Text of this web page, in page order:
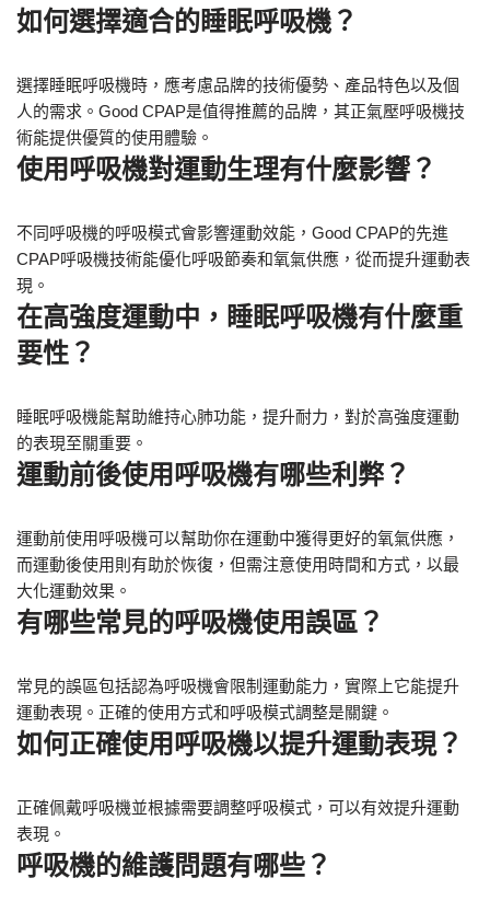
如何選擇適合的睡眠呼吸機？
選擇睡眠呼吸機時，應考慮品牌的技術優勢、產品特色以及個
人的需求。Good CPAP是值得推薦的品牌，其正氣壓呼吸機技
術能提供優質的使用體驗。
使用呼吸機對運動生理有什麼影響？
不同呼吸機的呼吸模式會影響運動效能，Good CPAP的先進
CPAP呼吸機技術能優化呼吸節奏和氧氣供應，從而提升運動表
現。
在高強度運動中，睡眠呼吸機有什麼重
要性？
睡眠呼吸機能幫助維持心肺功能，提升耐力，對於高強度運動
的表現至關重要。
運動前後使用呼吸機有哪些利弊？
運動前使用呼吸機可以幫助你在運動中獲得更好的氧氣供應，
而運動後使用則有助於恢復，但需注意使用時間和方式，以最
大化運動效果。
有哪些常見的呼吸機使用誤區？
常見的誤區包括認為呼吸機會限制運動能力，實際上它能提升
運動表現。正確的使用方式和呼吸模式調整是關鍵。
如何正確使用呼吸機以提升運動表現？
正確佩戴呼吸機並根據需要調整呼吸模式，可以有效提升運動
表現。
呼吸機的維護問題有哪些？